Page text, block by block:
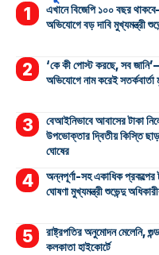
এখানে বিজেপি ১০০ বছর
অভিযোগে বড় দাবি মুখ্যমন্ত্রী
‘কে কী পোস্ট করছে, সব
অভিযোগে নাম করেই সতর্কবার্তা
বেআইনিভাবে আবাসের টাকা
উপভোক্তার দ্বিতীয় কিস্তি
ঘোষের
অন্নপূর্ণা-সহ একাধিক
ঘোষণা মুখ্যমন্ত্রী শুভেন্দু
রাষ্ট্রপতির অনুমোদন মেলেনি,
কলকাতা হাইকোর্টে